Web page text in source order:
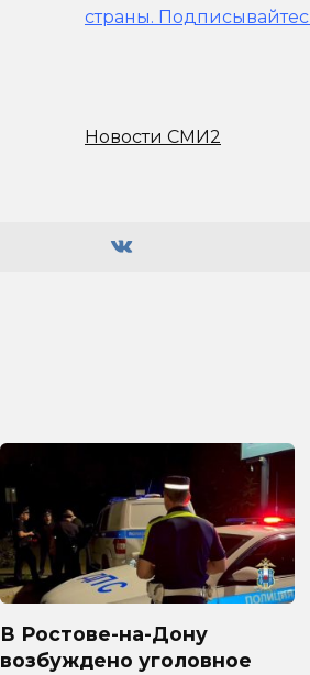
страны.
Новости СМИ2
В Ростове-на-Дону
возбуждено уголовное